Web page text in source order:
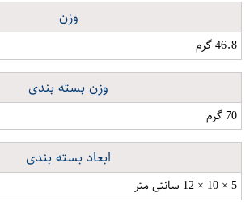
وزن
46.8 گرم
وزن بسته بندی
70 گرم
ابعاد بسته بندی
5 × 10 × 12 سانتی متر